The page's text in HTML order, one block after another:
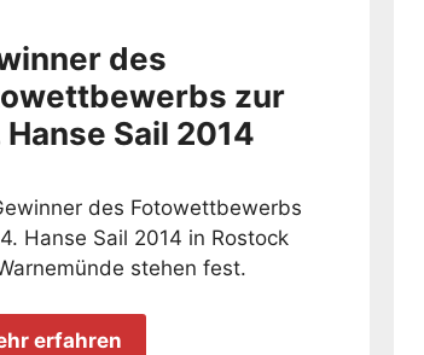
des
zur
Hanse Sail 2014
des Fotowettbewerbs
Hanse Sail 2014 in Rostock
stehen fest.
erfahren